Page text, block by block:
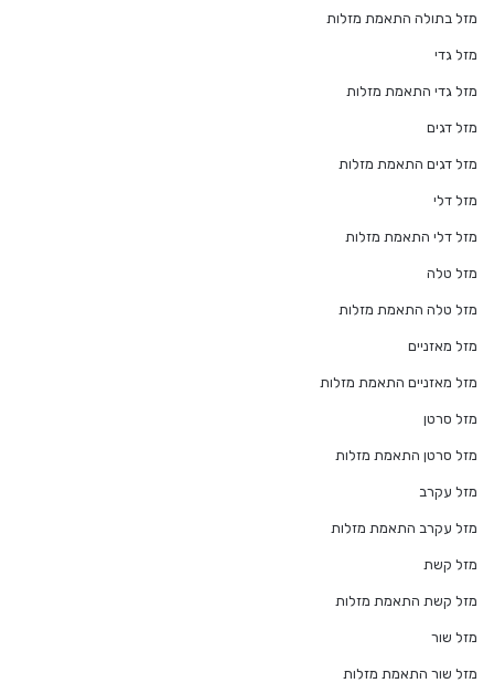
מזל בתולה התאמת מזלות
מזל גדי
מזל גדי התאמת מזלות
מזל דגים
מזל דגים התאמת מזלות
מזל דלי
מזל דלי התאמת מזלות
מזל טלה
מזל טלה התאמת מזלות
מזל מאזניים
מזל מאזניים התאמת מזלות
מזל סרטן
מזל סרטן התאמת מזלות
מזל עקרב
מזל עקרב התאמת מזלות
מזל קשת
מזל קשת התאמת מזלות
מזל שור
מזל שור התאמת מזלות